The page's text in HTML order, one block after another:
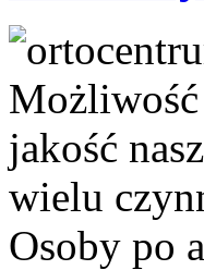
Możliwość
jakość
wielu
Osoby po